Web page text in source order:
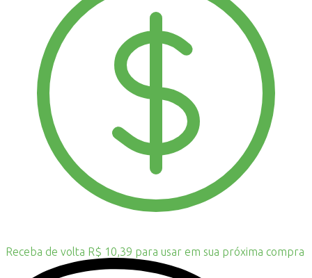
Receba de volta R$ 10,39 para usar em sua próxima compra